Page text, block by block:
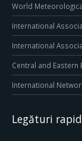
World
International
International
Central and
International
Legături